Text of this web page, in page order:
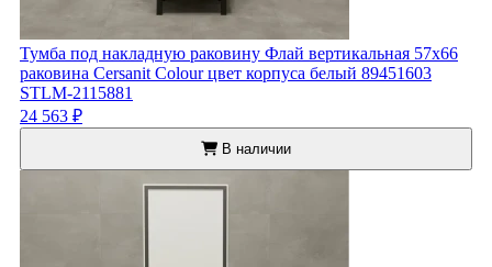
Тумба под накладную раковину Флай вертикальная 57x66
раковина Cersanit Colour цвет корпуса белый 89451603
STLM-2115881
24 563 ₽
В наличии